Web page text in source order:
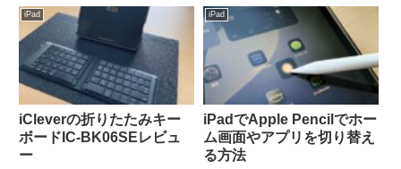
しAppleが控えめに表示する理由
を検証します。
ルデバイスの最適な選択と使い分
けについて考察した記事です。
iPad
iCleverの折りたたみキー
ボードIC-BK06SEレビュ
ー
iPad
iPadでApple Pencilでホー
ム画面やアプリを切り替え
る方法